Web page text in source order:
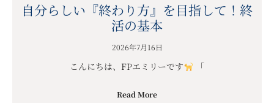
自分らしい『終わり方』を目指して！終
活の基本
2026年7月16日
こんにちは、FPエミリーです 「
Read More